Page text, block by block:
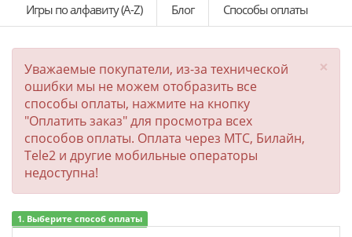
Игры по алфавиту (A-Z)
Блог Способы оплаты
×
Уважаемые покупатели, из-за технической
ошибки мы не можем отобразить все
способы оплаты, нажмите на кнопку
"Оплатить заказ" для просмотра всех
способов оплаты. Оплата через МТС, Билайн,
Tele2 и другие мобильные операторы
недоступна!
1. Выберите способ оплаты